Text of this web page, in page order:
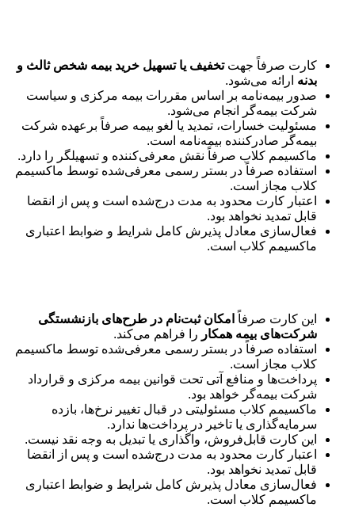
کارت صرفاً جهتتخفیف یا تسهیل خرید بیمه شخص ثالث و
بدنه ارائه می‌شود.
صدور بیمه‌نامه بر اساس مقررات بیمه مرکزی و سیاست
شرکت بیمه‌گر انجام می‌شود.
مسئولیت خسارات، تمدید یا لغو بیمه صرفاً برعهده شرکت
بیمه‌گر صادرکننده بیمه‌نامه است.
ماکسیمم کلاب صرفاً نقش معرفی‌کننده و تسهیلگر را دارد.
استفاده صرفاً در بستر رسمی معرفی‌شده توسط ماکسیمم
کلاب مجاز است.
اعتبار کارت محدود به مدت درج‌شده است و پس از انقضا
قابل تمدید نخواهد بود.
فعال‌سازی معادل پذیرش کامل شرایط و ضوابط اعتباری
ماکسیمم کلاب است.
این کارت صرفاً امکان ثبت‌نام در طرح‌های بازنشستگی
شرکت‌های بیمه همکار را فراهم می‌کند.
استفاده صرفاً در بستر رسمی معرفی‌شده توسط ماکسیمم
کلاب مجاز است.
پرداخت‌ها و منافع آتی تحت قوانین بیمه مرکزی و قرارداد
شرکت بیمه‌گر خواهد بود.
ماکسیمم کلاب مسئولیتی در قبال تغییر نرخ‌ها، بازده
سرمایه‌گذاری یا تاخیر در پرداخت‌ها ندارد.
این کارت قابل‌فروش، واگذاری یا تبدیل به وجه نقد نیست.
اعتبار کارت محدود به مدت درج‌شده است و پس از انقضا
قابل تمدید نخواهد بود.
فعال‌سازی معادل پذیرش کامل شرایط و ضوابط اعتباری
ماکسیمم کلاب است.